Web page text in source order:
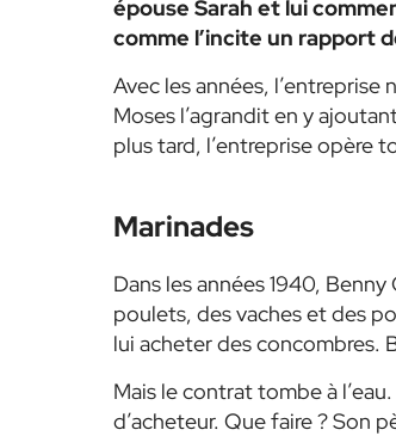
épouse Sarah et lui
comme l’incite un rapport
Avec les années, l’entreprise
Moses l’agrandit en y
plus tard, l’entreprise opère
Marinades
Dans les années 1940,
poulets, des vaches et des
lui acheter des concombres.
Mais le contrat tombe à
d’acheteur. Que faire ? Son